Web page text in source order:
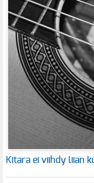
Kitara ei viihdy liian